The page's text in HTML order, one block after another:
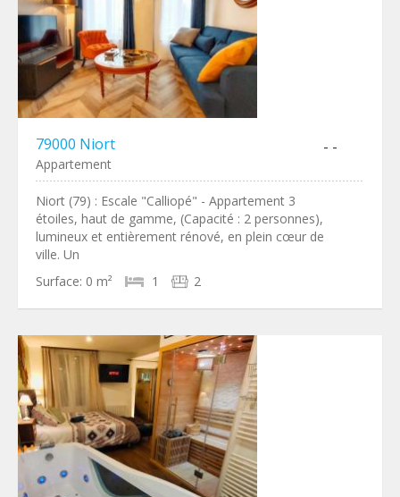
79000 Niort - -
Appartement
Niort (79) : Escale "Calliopé" - Appartement 3
étoiles, haut de gamme, (Capacité : 2 personnes),
lumineux et entièrement rénové, en plein cœur de
ville. Un
Surface: 0 m² 1 2